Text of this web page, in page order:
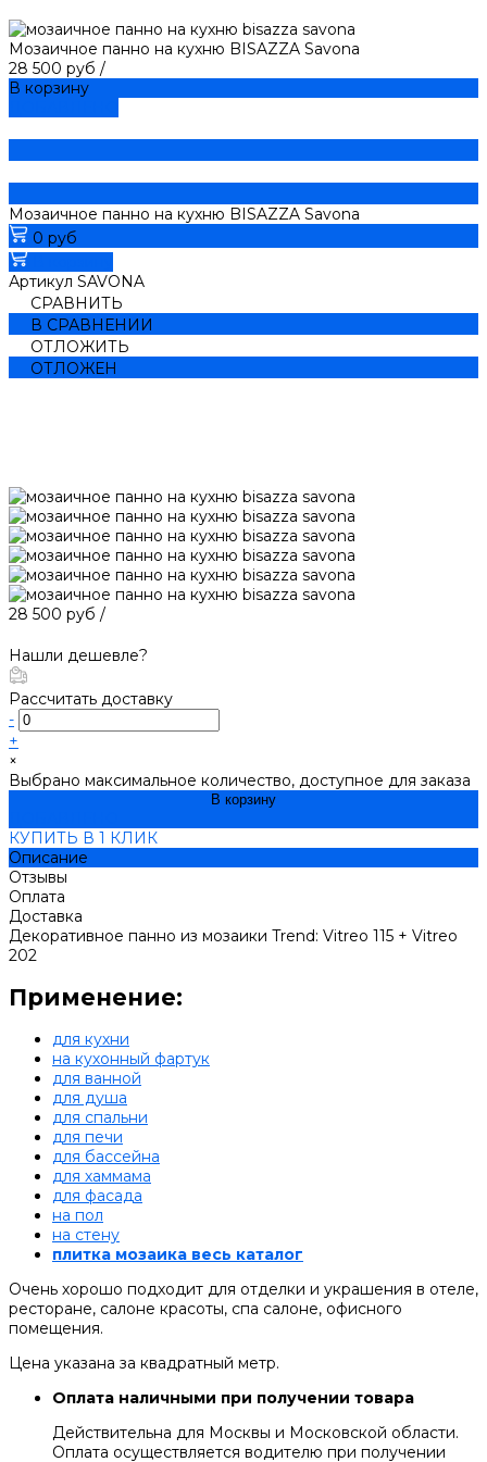
Мозаичное панно на кухню BISAZZA Savona
28 500 руб /
В корзину
Мозаичное панно на кухню BISAZZA Savona
0 руб
Артикул SAVONA
СРАВНИТЬ
В СРАВНЕНИИ
ОТЛОЖИТЬ
ОТЛОЖЕН
28 500 руб /
Нашли дешевле?
Рассчитать доставку
-
+
×
Выбрано максимальное количество, доступное для заказа
В корзину
КУПИТЬ В 1 КЛИК
Описание
Отзывы
Оплата
Доставка
Декоративное панно из мозаики Trend: Vitreo 115 + Vitreo
202
Применение:
для кухни
на кухонный фартук
для ванной
для душа
для спальни
для печи
для бассейна
для хаммама
для фасада
на пол
на стену
плитка мозаика весь каталог
Очень хорошо подходит для отделки и украшения в отеле,
ресторане, салоне красоты, спа салоне, офисного
помещения.
Цена указана за квадратный метр.
Оплата наличными при получении товара
Действительна для Москвы и Московской области.
Оплата осуществляется водителю при получении